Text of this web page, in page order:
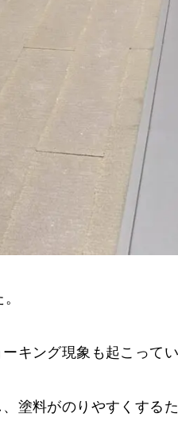
キング現象も起こってい
塗料がのりやすくする